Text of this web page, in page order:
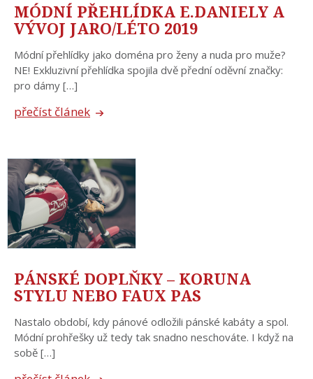
MÓDNÍ PŘEHLÍDKA E.DANIELY A
VÝVOJ JARO/LÉTO 2019
Módní přehlídky jako doména pro ženy a nuda pro muže?
NE! Exkluzivní přehlídka spojila dvě přední oděvní značky:
pro dámy […]
přečíst článek
PÁNSKÉ DOPLŇKY – KORUNA
STYLU NEBO FAUX PAS
Nastalo období, kdy pánové odložili pánské kabáty a spol.
Módní prohřešky už tedy tak snadno neschováte. I když na
sobě […]